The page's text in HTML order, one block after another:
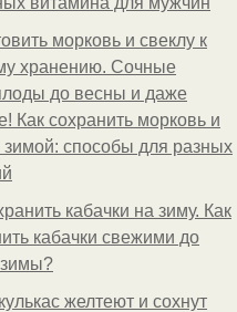
морковь и свеклу к
хранению. Сочные
до весны и даже
Как сохранить морковь и
зимой: способы для разных
кабачки на зиму. Как
кабачки свежими до
желтеют и сохнут